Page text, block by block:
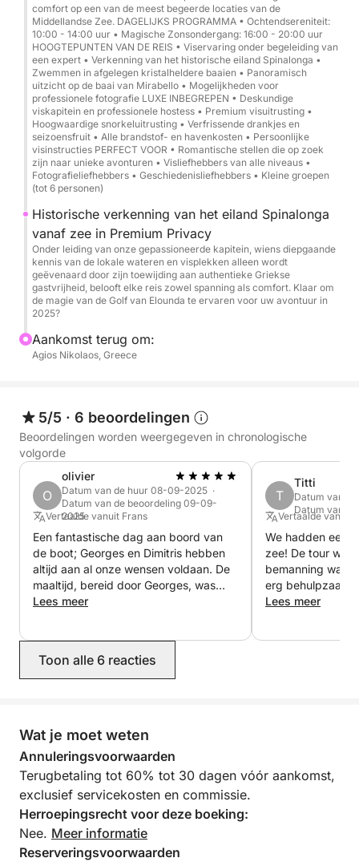
Spinalonga (schilderachtige cruise) + zwemstops
(indien de omstandigheden het toelaten)
Stijl: Privé, flexibel tempo, premium comfort
Hoogtepunten van de ervaring:
Panoramische cruise in de baai van Mirabello
Elegante vaart langs Elounda en de verborgen
baaien van de kustlijn
(fotomomenten vanaf zee)
Zwem- en snorkelstops in rustige, afgelegen baaien
(indien het weer/de zeeomstandigheden het
toelaten)
Inbegrepen:
Professionele kapitein + gastheer
Geselecteerde lokale wijnen
Verfrissingen: frisdranken, bier, water ijs
Snorkeluitrusting
Handdoeken en toiletartikelen
Brandstof en btw inbegrepen
Ongevallenverzekering
Flexibele vertrektijd (op aanvraag)
Perfect voor:
Romantische uitjes, kleine gezinnen, intieme
Nikolaos-Elounda-Spinalonga willen ervaren zonder
de drukte – op een jacht dat helemaal van hen is.
comfort op een van de meest begeerde locaties van de
Middellandse Zee. DAGELIJKS PROGRAMMA • Ochtendsereniteit:
10:00 - 14:00 uur • Magische Zonsondergang: 16:00 - 20:00 uur
HOOGTEPUNTEN VAN DE REIS • Viservaring onder begeleiding van
een expert • Verkenning van het historische eiland Spinalonga •
Zwemmen in afgelegen kristalheldere baaien • Panoramisch
uitzicht op de baai van Mirabello • Mogelijkheden voor
professionele fotografie LUXE INBEGREPEN • Deskundige
viskapitein en professionele hostess • Premium visuitrusting •
Hoogwaardige snorkeluitrusting • Verfrissende drankjes en
seizoensfruit • Alle brandstof- en havenkosten • Persoonlijke
visinstructies PERFECT VOOR • Romantische stellen die op zoek
zijn naar unieke avonturen • Visliefhebbers van alle niveaus •
Fotografieliefhebbers • Geschiedenisliefhebbers • Kleine groepen
(tot 6 personen)
Historische verkenning van het eiland Spinalonga
vanaf zee in Premium Privacy
Onder leiding van onze gepassioneerde kapitein, wiens diepgaande
kennis van de lokale wateren en visplekken alleen wordt
geëvenaard door zijn toewijding aan authentieke Griekse
gastvrijheid, belooft elke reis zowel spanning als comfort. Klaar om
de magie van de Golf van Elounda te ervaren voor uw avontuur in
2025?
Aankomst terug om:
Agios Nikolaos, Greece
5/5 · 6 beoordelingen
Beoordelingen worden weergegeven in chronologische
volgorde
O
olivier
Datum van de huur 08-09-2025 ·
Datum van de beoordeling 09-09-
2025
Vertaalde vanuit Frans
Een fantastische dag aan boord van
de boot; Georges en Dimitris hebben
altijd aan al onze wensen voldaan. De
maaltijd, bereid door Georges, was
uitstekend. Puur geluk! Nogmaals
Lees meer
T
Titti
Datum van
Datum van
Vertaalde vanuit
We hadden een
zee! De tour was
bemanning was
erg behulpzaam
drankjes waren
Lees meer
Toon alle 6 reacties
Wat je moet weten
Annuleringsvoorwaarden
Terugbetaling tot 60% tot 30 dagen vóór aankomst,
exclusief servicekosten en commissie.
Herroepingsrecht voor deze boeking:
Nee. Meer informatie
Reserveringsvoorwaarden